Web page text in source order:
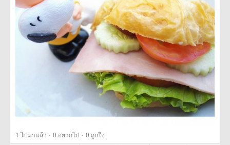
1 ไปมาแล้ว · 0 อยากไป · 0 ถูกใจ